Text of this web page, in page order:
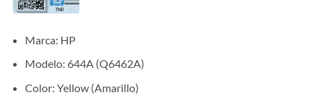
Marca: HP
Modelo: 644A (Q6462A)
Color: Yellow (Amarillo)